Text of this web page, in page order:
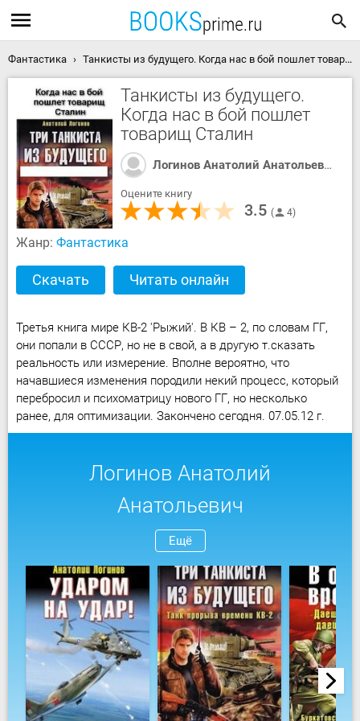
Фантастика Танкисты из будущего. Когда нас в бой пошлет товарищ Сталин скачать книгу
Танкисты из будущего.
Когда нас в бой пошлет
товарищ Сталин
Логинов Анатолий Анатольевич
Оцените книгу
3.5 4
Жанр: Фантастика
Скачать Читать онлайн
Третья книга мире КВ-2 'Рыжий'. В КВ – 2, по словам ГГ,
они попали в СССР, но не в свой, а в другую т.сказать
реальность или измерение. Вполне вероятно, что
начавшиеся изменения породили некий процесс, который
перебросил и психоматрицу нового ГГ, но несколько
ранее, для оптимизации. Закончено сегодня. 07.05.12 г.
Логинов Анатолий
Анатольевич
Ещё